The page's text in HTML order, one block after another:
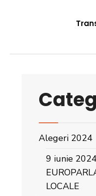
Alegeri 2024
9 iunie
LOCALE